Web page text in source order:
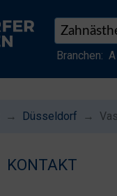
Branchen: A
Düsseldorf
KONTAKT